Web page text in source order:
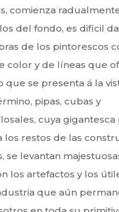
comienza
del fondo, es difícil
de los pintorescos
color y de líneas que
que se presenta á la
pipas, cubas y
cuya
los restos de las
se levantan
los artefactos y los
que aún